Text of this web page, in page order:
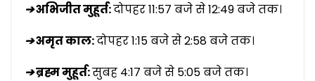
➔अभिजीत मुहूर्त:दोपहर 11:57 बजे से 12:49 बजे तक।
➔अमृत काल:दोपहर 1:15 बजे से 2:58 बजे तक।
➔ब्रह्म मुहूर्त:सुबह 4:17 बजे से 5:05 बजे तक।